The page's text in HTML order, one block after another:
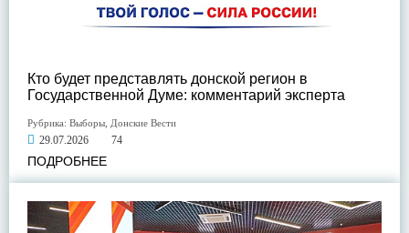
Кто будет представлять донской регион в
Государственной Думе: комментарий эксперта
Рубрика: Выборы Донские Вести
29.07.2026 74
ПОДРОБНЕЕ